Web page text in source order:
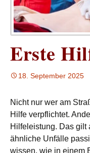
Erste
18. September 2025
Nicht nur wer am
Hilfe verpflichtet.
Hilfeleistung. Das gilt
ähnliche Unfälle
wissen, wie in einem